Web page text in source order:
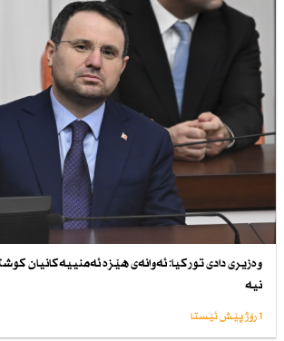
وەزیری دادی توركیا: ئەوانەی هێزە ئەمنییەكانیان
نیە
1 رۆژ پێش ئێستا